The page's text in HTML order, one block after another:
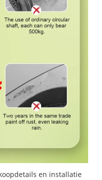
en installatie